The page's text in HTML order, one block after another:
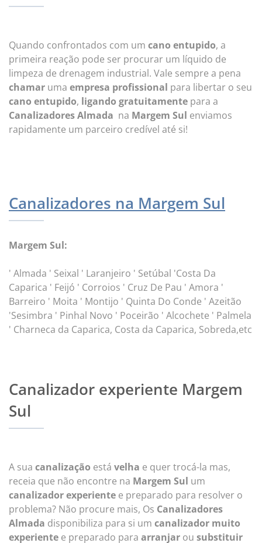
Quando confrontados com um cano entupido, a
primeira reação pode ser procurar um líquido de
limpeza de drenagem industrial. Vale sempre a pena
chamar uma empresa profissional para libertar o seu
cano entupido, ligando gratuitamente para a
Canalizadores Almada na Margem Sul enviamos
rapidamente um parceiro credível até si!
Canalizadores na Margem Sul
Margem Sul:
' Almada ' Seixal ' Laranjeiro ' Setúbal 'Costa Da
Caparica ' Feijó ' Corroios ' Cruz De Pau ' Amora '
Barreiro ' Moita ' Montijo ' Quinta Do Conde ' Azeitão
'Sesimbra ' Pinhal Novo ' Poceirão ' Alcochete ' Palmela
' Charneca da Caparica, Costa da Caparica, Sobreda,etc
Canalizador experiente Margem
Sul
A sua canalização está velha e quer trocá-la mas,
receia que não encontre na Margem Sul um
canalizador experiente e preparado para resolver o
problema? Não procure mais, Os Canalizadores
Almada disponibiliza para si um canalizador muito
experiente e preparado para arranjar ou substituir